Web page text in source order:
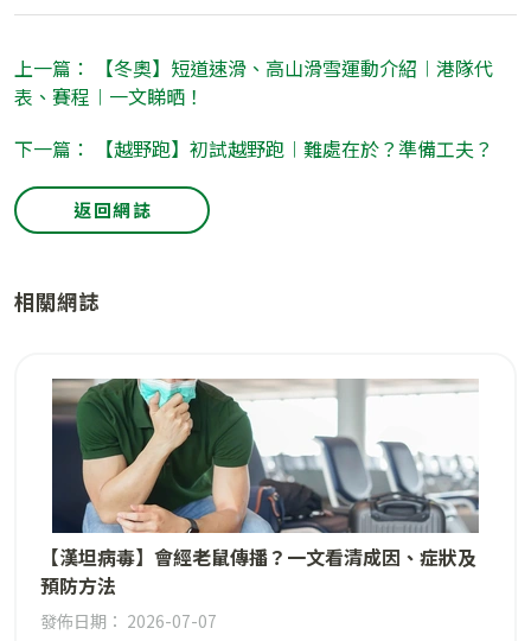
上一篇： 【冬奧】短道速滑、高山滑雪運動介紹︱港隊代
表、賽程︱一文睇晒！
下一篇： 【越野跑】初試越野跑︱難處在於？準備工夫？
返回網誌
相關網誌
【漢坦病毒】會經老鼠傳播？一文看清成因、症狀及
預防方法
發佈日期： 2026-07-07